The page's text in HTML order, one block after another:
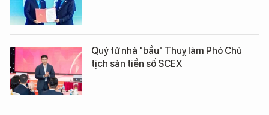
Quý tử nhà "bầu" Thuỵ làm Phó Chủ
tịch sàn tiền số SCEX